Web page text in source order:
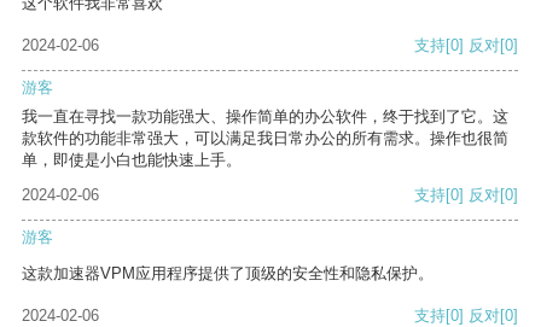
2024-02-06 支持[0] 反对[0]
游客
我一直在寻找一款功能强大、操作简单的办公软件，终于找到了它。这
款软件的功能非常强大，可以满足我日常办公的所有需求。操作也很简
单，即使是小白也能快速上手。
2024-02-06
支持[0] 反对[0]
游客
这款加速器VPM应用程序提供了顶级的安全性和隐私保护。
2024-02-06 支持[0] 反对[0]